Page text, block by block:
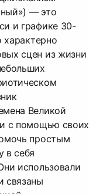
— это
и графике 30-
характерно
сцен из жизни
Великой
с помощью своих
простым
в себя
использовали
связаны